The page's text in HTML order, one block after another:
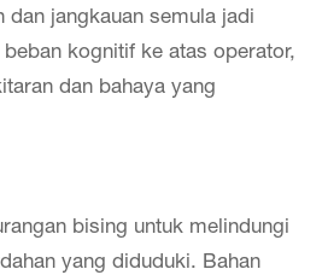
jangkauan semula jadi
kognitif ke atas operator,
dan bahaya yang
bising untuk melindungi
yang diduduki. Bahan